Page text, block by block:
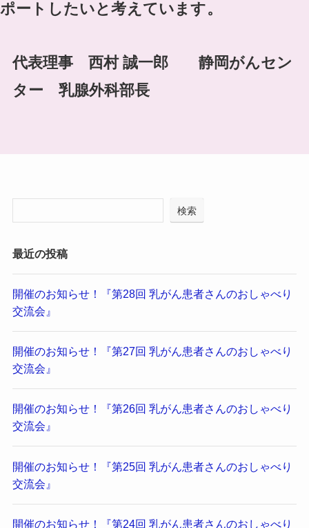
ポートしたいと考えています。
代表理事 西村 誠一郎 静岡がんセン
ター 乳腺外科部長
検索
最近の投稿
開催のお知らせ！『第28回 乳がん患者さんのおしゃべり
交流会』
開催のお知らせ！『第27回 乳がん患者さんのおしゃべり
交流会』
開催のお知らせ！『第26回 乳がん患者さんのおしゃべり
交流会』
開催のお知らせ！『第25回 乳がん患者さんのおしゃべり
交流会』
開催のお知らせ！『第24回 乳がん患者さんのおしゃべり